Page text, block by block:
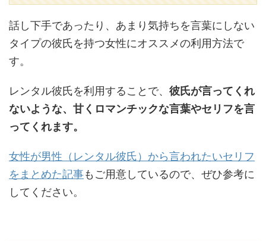
話し下手であったり、あまり気持ちを言葉にしない
タイプの彼氏を持つ女性にオススメの利用方法で
す。
レンタル彼氏を利用することで、 彼氏が言ってくれ
ないような、甘くロマンチックな言葉やセリフを言
ってくれます。
女性が男性（レンタル彼氏）から言われたいセリフ
をまとめた記事もご用意しているので、ぜひ参考に
してください。